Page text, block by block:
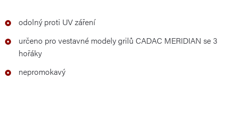
odolný proti UV záření
určeno pro vestavné modely grilů CADAC MERIDIAN se 3
hořáky
nepromokavý